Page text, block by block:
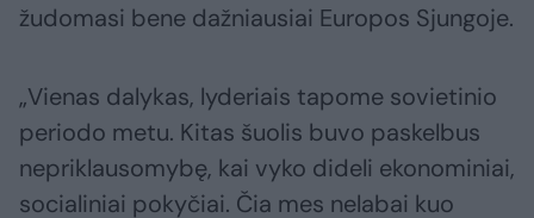
žudomasi bene dažniausiai Europos Sjungoje.
„Vienas dalykas, lyderiais tapome sovietinio
periodo metu. Kitas šuolis buvo paskelbus
nepriklausomybę, kai vyko dideli ekonominiai,
socialiniai pokyčiai. Čia mes nelabai kuo